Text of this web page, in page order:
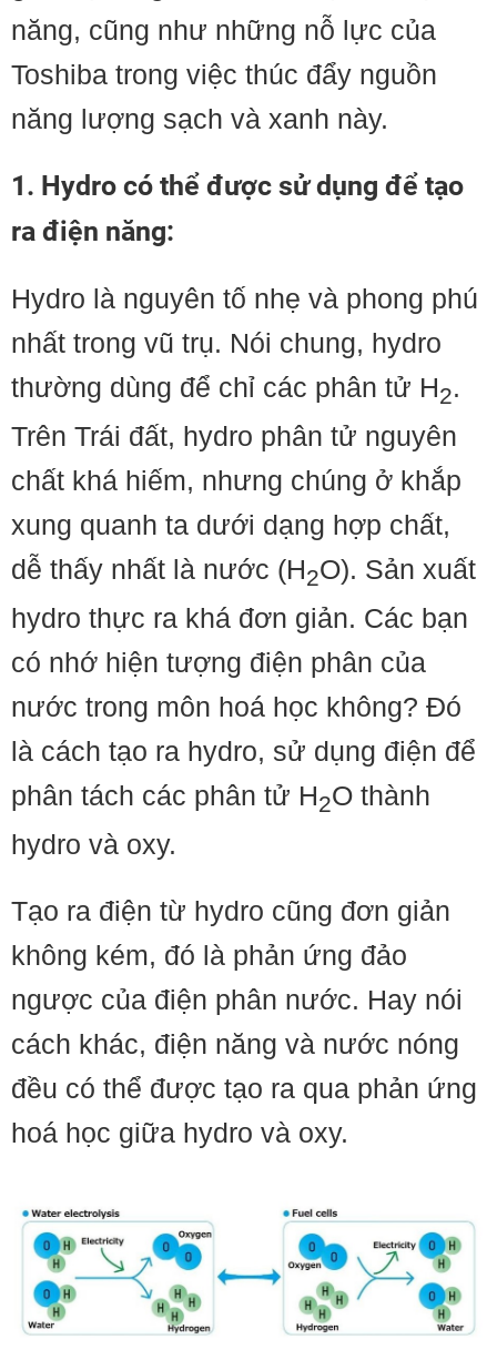
năng, cũng như những nỗ lực của
Toshiba trong việc thúc đẩy nguồn
năng lượng sạch và xanh này.
1. Hydro có thể được sử dụng để tạo
ra điện năng:
Hydro là nguyên tố nhẹ và phong phú
nhất trong vũ trụ. Nói chung, hydro
thường dùng để chỉ các phân tử H2.
Trên Trái đất, hydro phân tử nguyên
chất khá hiếm, nhưng chúng ở khắp
xung quanh ta dưới dạng hợp chất,
dễ thấy nhất là nước (H2O). Sản xuất
hydro thực ra khá đơn giản. Các bạn
có nhớ hiện tượng điện phân của
nước trong môn hoá học không? Đó
là cách tạo ra hydro, sử dụng điện để
phân tách các phân tử H2O thành
hydro và oxy.
Tạo ra điện từ hydro cũng đơn giản
không kém, đó là phản ứng đảo
ngược của điện phân nước. Hay nói
cách khác, điện năng và nước nóng
đều có thể được tạo ra qua phản ứng
hoá học giữa hydro và oxy.